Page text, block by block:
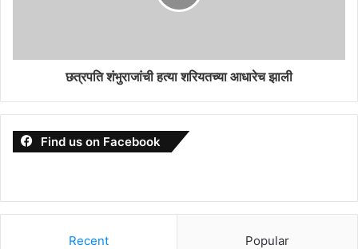
छत्रपति शंभुराजांची हत्या शरियतच्या आधारेच झाली
Find us on Facebook
Recent Popular